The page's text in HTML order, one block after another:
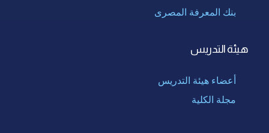
بنك المعرفة المصرى
هيئة التدريس
أعضاء هيئة التدريس
مجلة الكلية